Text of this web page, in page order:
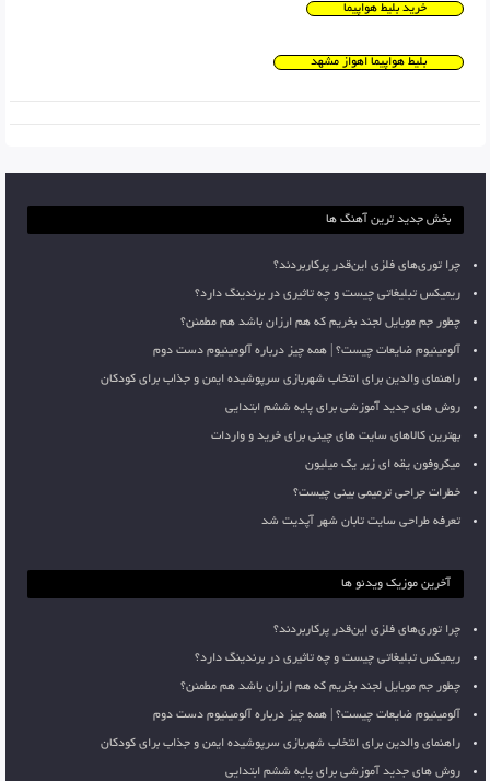
خرید بلیط هواپیما
بلیط هواپیما اهواز مشهد
بخش جدید ترین آهنگ ها
چرا توری‌های فلزی این‌قدر پرکاربردند؟
ریمیکس تبلیغاتی چیست و چه تاثیری در برندینگ دارد؟
چطور جم موبایل لجند بخریم که هم ارزان باشد هم مطمئن؟
آلومینیوم ضایعات چیست؟ | همه چیز درباره آلومینیوم دست دوم
راهنمای والدین برای انتخاب شهربازی سرپوشیده ایمن و جذاب برای کودکان
روش های جدید آموزشی برای پایه ششم ابتدایی
بهترین کالاهای سایت های چینی برای خرید و واردات
میکروفون یقه ای زیر یک میلیون
خطرات جراحی ترمیمی بینی چیست؟
تعرفه طراحی سایت تابان شهر آپدیت شد
آخرین موزیک ویدئو ها
چرا توری‌های فلزی این‌قدر پرکاربردند؟
ریمیکس تبلیغاتی چیست و چه تاثیری در برندینگ دارد؟
چطور جم موبایل لجند بخریم که هم ارزان باشد هم مطمئن؟
آلومینیوم ضایعات چیست؟ | همه چیز درباره آلومینیوم دست دوم
راهنمای والدین برای انتخاب شهربازی سرپوشیده ایمن و جذاب برای کودکان
روش های جدید آموزشی برای پایه ششم ابتدایی